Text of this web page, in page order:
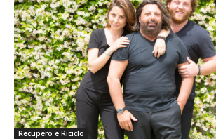
Recupero e Riciclo